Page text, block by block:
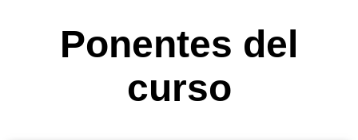
Ponentes del
curso